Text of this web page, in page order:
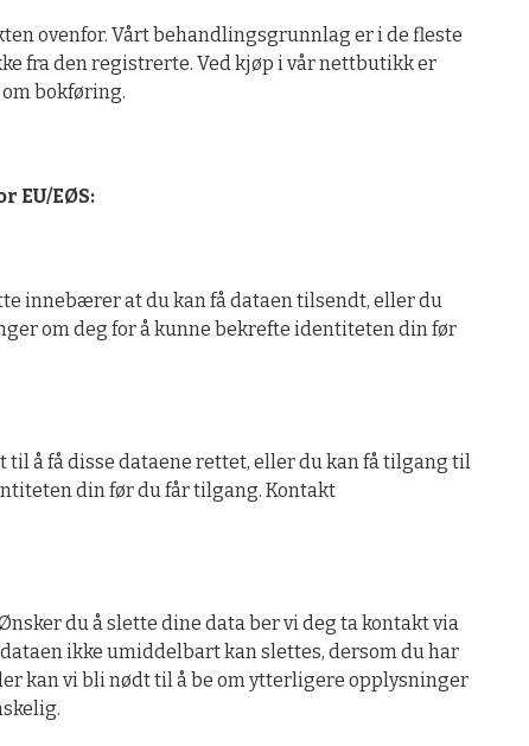
ovenfor. Vårt behandlingsgrunnlag er i de fleste
fra den registrerte. Ved kjøp i vår nettbutikk er
bokføring.
EU/EØS:
innebærer at du kan få dataen tilsendt, eller du
om deg for å kunne bekrefte identiteten din før
å få disse dataene rettet, eller du kan få tilgang til
din før du får tilgang. Kontakt
du å slette dine data ber vi deg ta kontakt via
ikke umiddelbart kan slettes, dersom du har
kan vi bli nødt til å be om ytterligere opplysninger